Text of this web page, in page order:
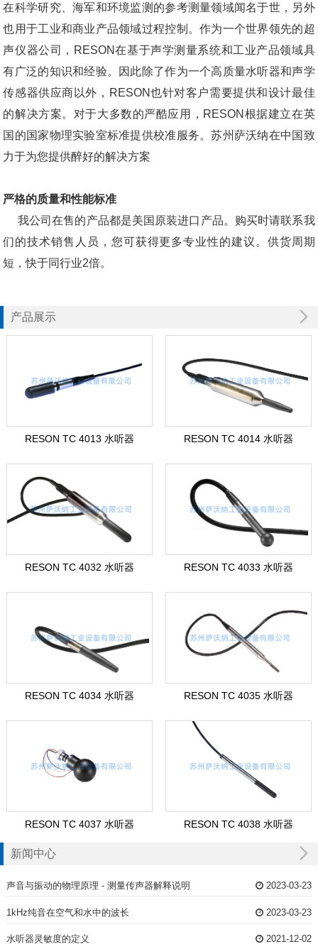
在科学研究、海军和环境监测的参考测量领域闻名于世，另外
也用于工业和商业产品领域过程控制。作为一个世界领先的超
声仪器公司，RESON在基于声学测量系统和工业产品领域具
有广泛的知识和经验。因此除了作为一个高质量水听器和声学
传感器供应商以外，RESON也针对客户需要提供和设计最佳
的解决方案。对于大多数的严酷应用，RESON根据建立在英
国的国家物理实验室标准提供校准服务。苏州萨沃纳在中国致
力于为您提供醉好的解决方案
严格的质量和性能标准
我公司在售的产品都是美国原装进口产品。购买时请联系我
们的技术销售人员，您可获得更多专业性的建议。供货周期
短，快于同行业2倍。
产品展示
RESON TC 4013 水听器 RESON TC 4014 水听器
RESON TC 4032 水听器 RESON TC 4033 水听器
RESON TC 4034 水听器 RESON TC 4035 水听器
RESON TC 4037 水听器 RESON TC 4038 水听器
新闻中心
声音与振动的物理原理 - 测量传声器解释说明 2023-03-23
1kHz纯音在空气和水中的波长 2023-03-23
水听器灵敏度的定义 2021-12-02